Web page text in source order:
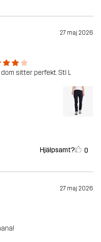
27 maj 2026
sitter perfekt. Stl L
Hjälpsamt? 0
27 maj 2026